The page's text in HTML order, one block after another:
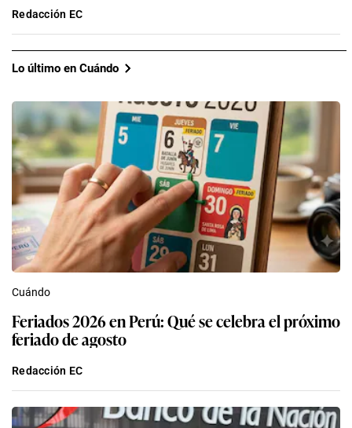
Redacción EC
Lo último en Cuándo
Cuándo
Feriados 2026 en Perú: Qué se celebra el próximo
feriado de agosto
Redacción EC